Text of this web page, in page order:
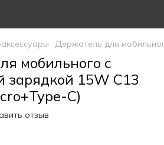
Держатель для
мобильного с
зарядкой 15W C13
C)
отзыв